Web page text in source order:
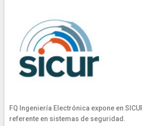
FQ Ingeniería Electrónica expone en
referente en sistemas de seguridad.